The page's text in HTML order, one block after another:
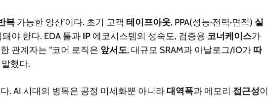
복 가능한 양산’이다. 초기 고객 테이프아웃, PPA(성능·전력·면적) 실
야 한다. EDA 툴과 IP 에코시스템의 성숙도, 검증용 코너케이스가
관계자는 “코어 로직은 앞서도, 대규모 SRAM과 아날로그/IO가 따
말했다.
. AI 시대의 병목은 공정 미세화뿐 아니라 대역폭과 메모리 접근성이